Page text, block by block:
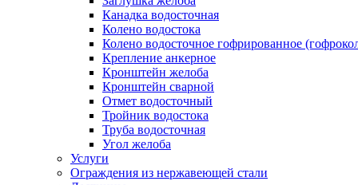
Канадка водосточная
Колено водостока
Колено водосточное гофрированное
Крепление анкерное
Кронштейн желоба
Кронштейн сварной
Отмет водосточный
Тройник водостока
Труба водосточная
Угол желоба
Услуги
Ограждения из нержавеющей стали